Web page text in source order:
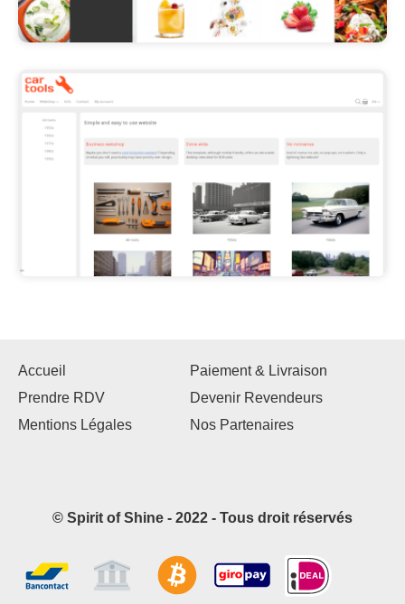
Accueil
Paiement & Livraison
Prendre RDV
Devenir Revendeurs
Mentions Légales
Nos Partenaires
© Spirit of Shine - 2022 - Tous droit réservés